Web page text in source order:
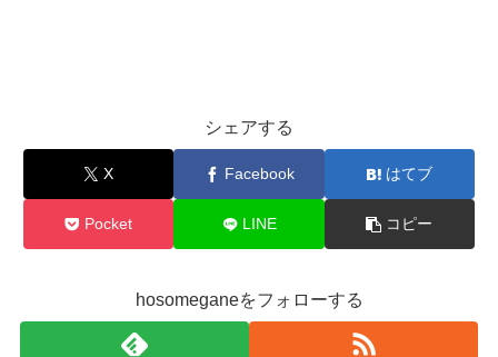
シェアする
X Facebook はてブ
Pocket LINE コピー
hosomeganeをフォローする